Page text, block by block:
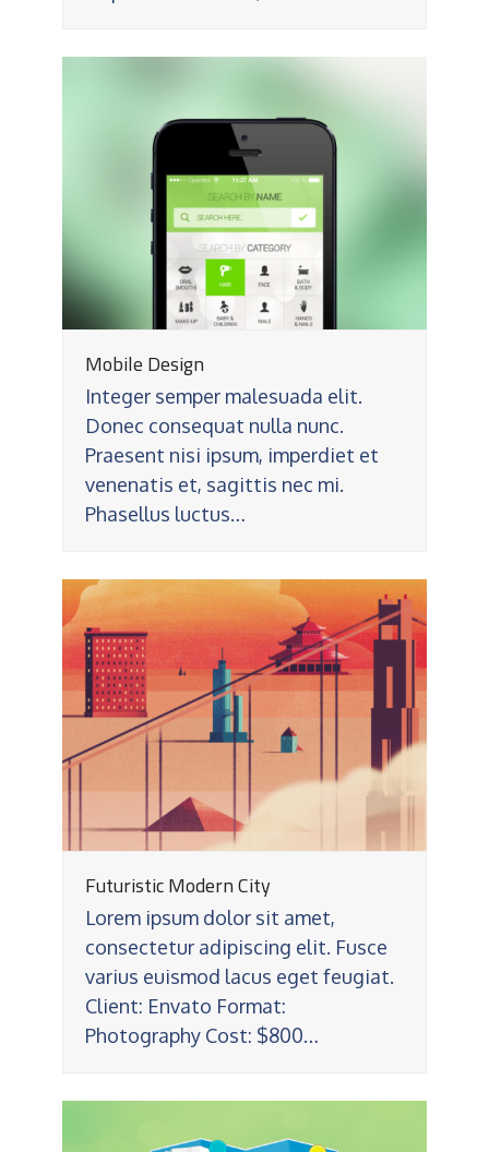
Mobile Design
Integer semper malesuada elit.
Donec consequat nulla nunc.
Praesent nisi ipsum, imperdiet et
venenatis et, sagittis nec mi.
Phasellus luctus…
Futuristic Modern City
Lorem ipsum dolor sit amet,
consectetur adipiscing elit. Fusce
varius euismod lacus eget feugiat.
Client: Envato Format:
Photography Cost: $800…